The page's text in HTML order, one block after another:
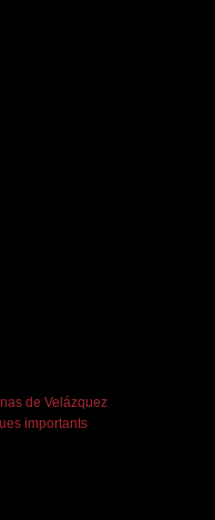
de Velázquez
importants